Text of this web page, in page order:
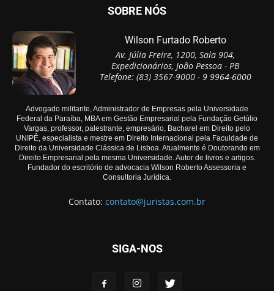
SOBRE NÓS
Wilson Furtado Roberto
Av. Júlia Freire, 1200, Sala 904,
Expedicionários, João Pessoa - PB
Telefone: (83) 3567-9000 - 9 9964-6000
Advogado militante, Administrador de Empresas pela Universidade
Federal da Paraíba, MBA em Gestão Empresarial pela Fundação Getúlio
Vargas, professor, palestrante, empresário, Bacharel em Direito pelo
UNIPÊ, especialista e mestre em Direito Internacional pela Faculdade de
Direito da Universidade Clássica de Lisboa. Atualmente é Doutorando em
Direito Empresarial pela mesma Universidade. Autor de livros e artigos.
Fundador do escritório de advocacia Wilson Roberto Assessoria e
Consultoria Jurídica.
Contato: contato@juristas.com.br
SIGA-NOS